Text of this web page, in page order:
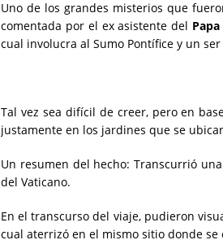
Uno de los grandes misterios que
comentada por el ex asistente del
cual involucra al Sumo Pontífice y un
Tal vez sea difícil de creer, pero en
justamente en los jardines que se
Un resumen del hecho: Transcurrió
del Vaticano.
En el transcurso del viaje, pudieron
cual aterrizó en el mismo sitio donde